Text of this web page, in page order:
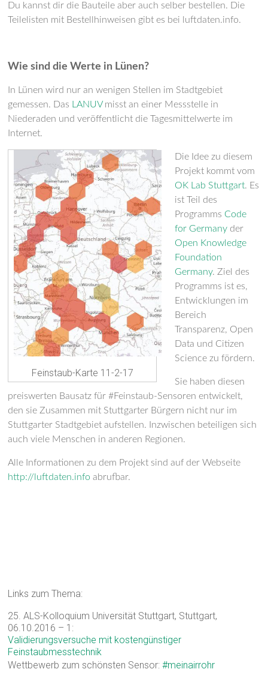
Du kannst dir die Bauteile aber auch selber bestellen. Die
Teilelisten mit Bestellhinweisen gibt es bei luftdaten.info.
Wie sind die Werte in Lünen?
In Lünen wird nur an wenigen Stellen im Stadtgebiet
gemessen. Das LANUVmisstan einer Messstelle in
Niederaden und veröffentlicht dieTagesmittelwerte im
Internet.
Feinstaub-Karte 11-2-17
Die Idee zu diesem
Projekt kommt vom
OK Lab Stuttgart. Es
ist Teil des
Programms Code
for Germany der
Open Knowledge
Foundation
Germany. Ziel des
Programms ist es,
Entwicklungen im
Bereich
Transparenz, Open
Data und Citizen
Science zu fördern.
Sie haben diesen
preiswerten Bausatz für #Feinstaub-Sensoren entwickelt,
den sieZusammen mit Stuttgarter Bürgern nicht nur im
Stuttgarter Stadtgebietaufstellen. I nzwischen beteiligen sich
auch viele Menschen in anderen Regionen.
Alle Informationen zu dem Projekt sind auf der Webseite
http://luftdaten.info abrufbar.
Links zum Thema:
25. ALS-Kolloquium Universität Stuttgart, Stuttgart,
06.10.2016 – 1:
Validierungsversuche mit kostengünstiger
Feinstaubmesstechnik
Wettbewerb zum schönsten Sensor:#meinairrohr